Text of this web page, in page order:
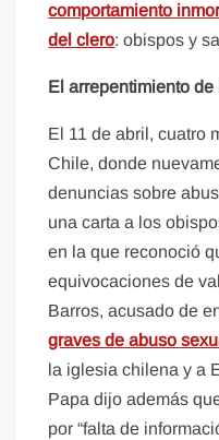
comportamiento
del clero: obispos y
El arrepentimiento de
El 11 de abril, cuatro
Chile, donde
denuncias sobre
una carta a los
en la que reconoció
equivocaciones de
Barros, acusado de
graves de abuso
la iglesia chilena y a
Papa dijo además
por “falta de